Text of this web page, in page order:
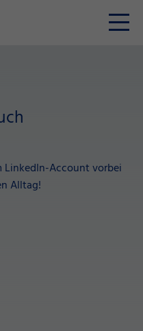
LinkedIn-Account vorbei
Alltag!